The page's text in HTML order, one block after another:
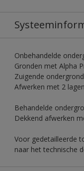
Onbehandelde
Gronden met Alpha
Zuigende
Afwerken met 2
Behandelde
Dekkend afwerken
Voor gedetailleerde
naar het technische